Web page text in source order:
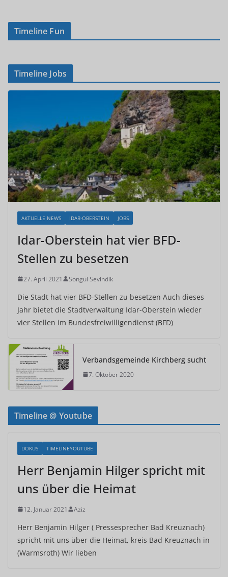
Timeline Fun
Timeline Jobs
AKTUELLE NEWS IDAR-OBERSTEIN JOBS
Idar-Oberstein hat vier BFD-
Stellen zu besetzen
27. April 2021 Songül Sevindik
Die Stadt hat vier BFD-Stellen zu besetzen Auch dieses
Jahr bietet die Stadtverwaltung Idar-Oberstein wieder
vier Stellen im Bundesfreiwilligendienst (BFD)
Verbandsgemeinde Kirchberg sucht
7. Oktober 2020
Timeline @ Youtube
DOKUS TIMELINEYOUTUBE
Herr Benjamin Hilger spricht mit
uns über die Heimat
12. Januar 2021 Aziz
Herr Benjamin Hilger ( Pressesprecher Bad Kreuznach)
spricht mit uns über die Heimat, kreis Bad Kreuznach in
(Warmsroth) Wir lieben